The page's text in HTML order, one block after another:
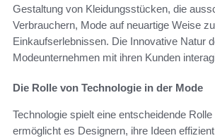
Gestaltung von Kleidungsstücken, die
Verbrauchern, Mode auf neuartige Weise
Einkaufserlebnissen. Die Innovative Natur
Modeunternehmen mit ihren Kunden
Die Rolle von Technologie in der Mode
Technologie spielt eine entscheidende
ermöglicht es Designern, ihre Ideen